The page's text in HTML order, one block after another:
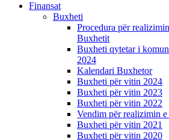
Finansat
Buxheti
Procedura për
Buxhetit
Buxheti qytetar i
2024
Kalendari Buxhetor
Buxheti për vitin 2024
Buxheti për vitin 2023
Buxheti për vitin 2022
Vendim për realizimin
Buxheti për vitin 2021
Buxheti për vitin 2020